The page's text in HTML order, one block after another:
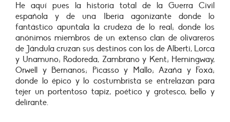
He aquí pues la historia total de la Guerra Civil
española y de una Iberia agonizante donde lo
fantástico apuntala la crudeza de lo real; donde los
anónimos miembros de un extenso clan de olivareros
de Jándula cruzan sus destinos con los de Alberti, Lorca
y Unamuno; Rodoreda, Zambrano y Kent; Hemingway,
Orwell y Bernanos; Picasso y Mallo; Azaña y Foxá;
donde lo épico y lo costumbrista se entrelazan para
tejer un portentoso tapiz, poético y grotesco, bello y
delirante.